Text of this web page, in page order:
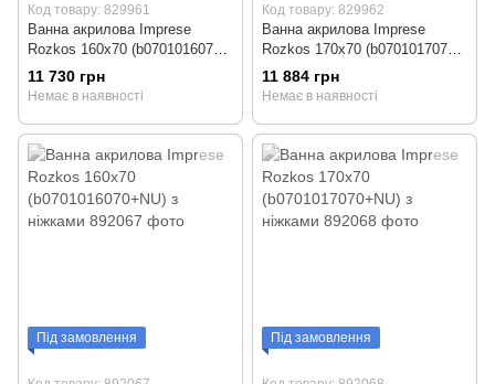
Код товару: 829961
Ванна акрилова Imprese
Rozkos 160x70 (b0701016070)
без ніжок
11 730 грн
Немає в наявності
Код товару: 829962
Ванна акрилова Imprese
Rozkos 170x70 (b0701017070)
без ніжок
11 884 грн
Немає в наявності
Під замовлення Під замовлення